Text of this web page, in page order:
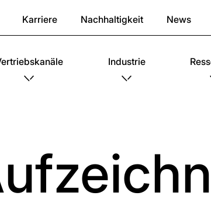
Karriere Nachhaltigkeit News
Industrie